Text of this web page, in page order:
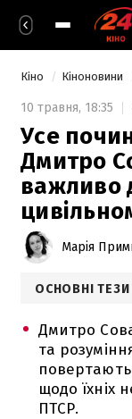
Кіно Кіноновини
10 травня, 18:35
Усе
Дмитро
важливо
Марія
ОСНОВНІ ТЕЗИ
Дмитро
та
щодо їхніх
ПТСР.